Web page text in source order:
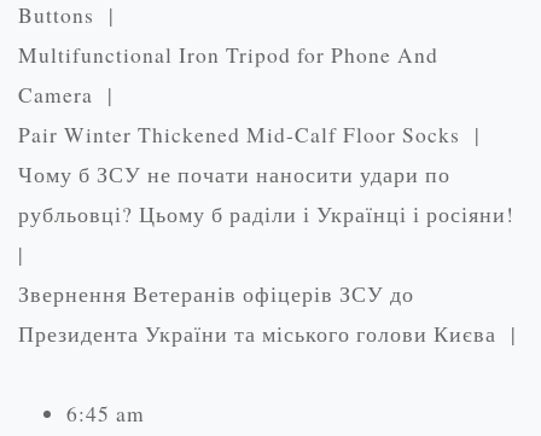
Buttons |
Multifunctional Iron Tripod for Phone And
Camera |
Pair Winter Thickened Mid-Calf Floor Socks |
Чому б ЗСУ не почати наносити удари по
рубльовці? Цьому б раділи і Українці і росіяни!
|
Звернення Ветеранів офіцерів ЗСУ до
Президента України та міського голови Києва |
6:45 am